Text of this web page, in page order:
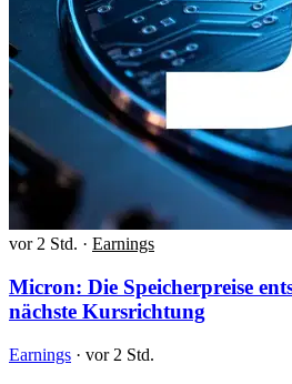
vor 2 Std. · Earnings
Micron: Die Speicherpreise
nächste Kursrichtung
Earnings · vor 2 Std.